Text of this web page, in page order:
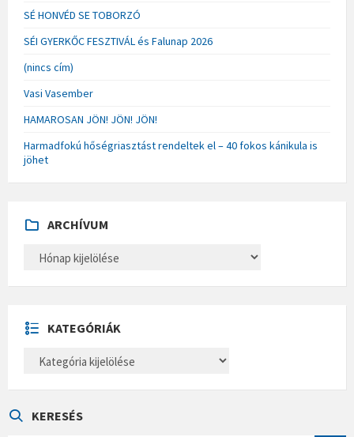
SÉ HONVÉD SE TOBORZÓ
SÉI GYERKŐC FESZTIVÁL és Falunap 2026
(nincs cím)
Vasi Vasember
HAMAROSAN JÖN! JÖN! JÖN!
Harmadfokú hőségriasztást rendeltek el – 40 fokos kánikula is
jöhet
ARCHÍVUM
H
U
M
KATEGÓRIÁK
E
KERESÉS